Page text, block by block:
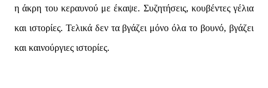
η άκρη του κεραυνού με έκαψε. Συζητήσεις, κουβέντες γέλια
και ιστορίες. Τελικά δεν τα βγάζει μόνο όλα το βουνό, βγάζει
και καινούργιες ιστορίες.